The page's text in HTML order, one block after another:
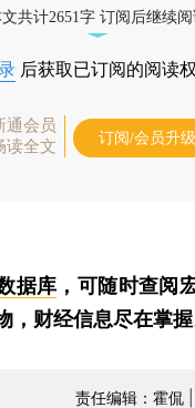
共计2651字 订阅后继续
后获取已订阅的阅读
通会员
读全文
订阅/会员升级
据库 ，可随时查阅
，财经信息尽在掌握
责任编辑：霍侃